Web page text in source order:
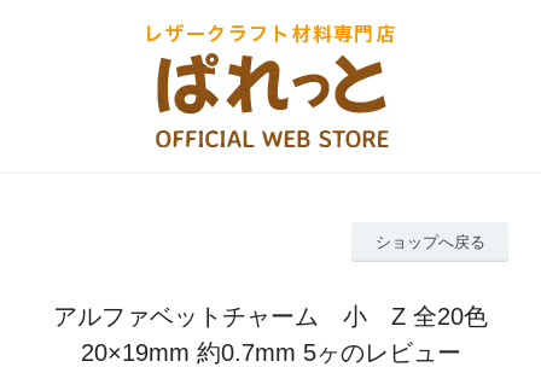
ショップへ戻る
アルファベットチャーム 小 Z 全20色
20×19mm 約0.7mm 5ヶのレビュー